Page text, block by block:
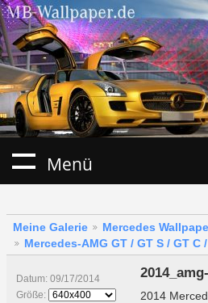
Menü
Meine Galerie Mercedes
Mercedes-AMG GT / GT S / GT C
Datum: 09/17/2014
Größe:
2014